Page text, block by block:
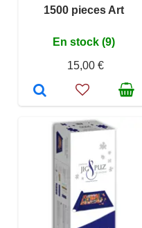
1500 pieces Art
En stock (9)
15,00 €